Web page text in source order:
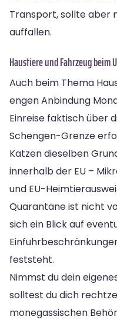
Transport, sollte aber
auffallen.
Haustiere und Fahrzeug beim
Auch beim Thema
engen Anbindung
Einreise faktisch über
Schengen-Grenze
Katzen dieselben
innerhalb der EU –
und EU-
Quarantäne ist nicht
sich ein Blick auf
feststeht.
Nimmst du dein
solltest du dich
monegassischen